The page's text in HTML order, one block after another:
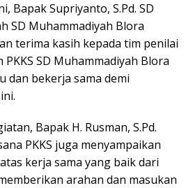
Bapak Supriyanto, S.Pd. SD
SD Muhammadiyah Blora
terima kasih kepada tim penilai
PKKS SD Muhammadiyah Blora
dan bekerja sama demi
Bapak H. Rusman, S.Pd.
PKKS juga menyampaikan
kerja sama yang baik dari
arahan dan masukan